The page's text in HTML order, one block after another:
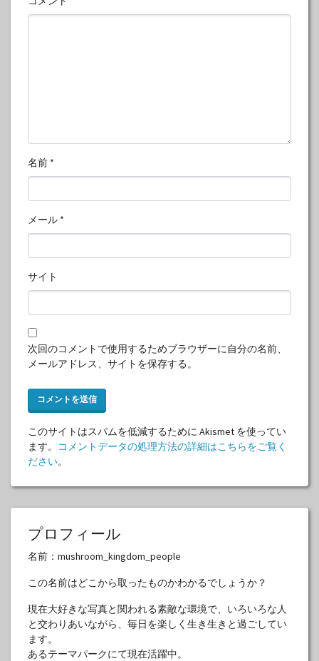
名前 *
メール *
サイト
次回のコメントで使用するためブラウザーに自分の名前、
メールアドレス、サイトを保存する。
このサイトはスパムを低減するために Akismet を使ってい
ます。
コメントデータの処理方法の詳細はこちらをご覧く
ださい。
プロフィール
名前：mushroom_kingdom_people
この名前はどこから取ったものかわかるでしょうか？
現在大好きな写真と関われる素敵な環境で、いろいろな人
と交わりあいながら、毎日を楽しく生き生きと過ごしてい
ます。
あるテーマパークにて現在活躍中。